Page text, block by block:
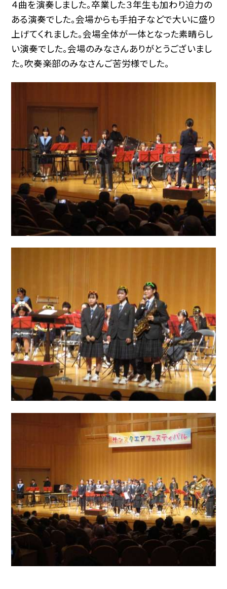
４曲を演奏しました。卒業した３年生も加わり迫力の
ある演奏でした。会場からも手拍子などで大いに盛り
上げてくれました。会場全体が一体となった素晴らし
い演奏でした。会場のみなさんありがとうございまし
た。吹奏楽部のみなさんご苦労様でした。